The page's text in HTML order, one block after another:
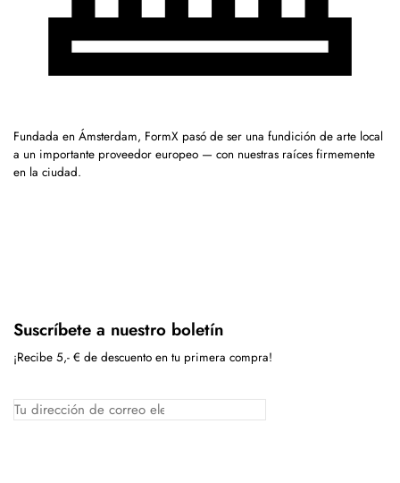
Fundada en Ámsterdam, FormX pasó de ser una fundición de arte local
a un importante proveedor europeo — con nuestras raíces firmemente
en la ciudad.
Suscríbete a nuestro boletín
¡Recibe 5,- € de descuento en tu primera compra!